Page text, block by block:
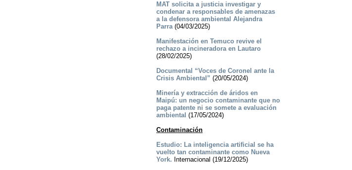
MAT solicita a justicia investigar y
condenar a responsables de amenazas
a la defensora ambiental Alejandra
Parra(04/03/2025)
Manifestación en Temuco revive el
rechazo a incineradora en Lautaro
(28/02/2025)
Documental “Voces de Coronel ante la
Crisis Ambiental” (20/05/2024)
Minería y extracción de áridos en
Maipú: un negocio contaminante que no
paga patente ni se somete a evaluación
ambiental (17/05/2024)
Contaminación
Estudio: La inteligencia artificial se ha
vuelto tan contaminante como Nueva
York. Internacional (19/12/2025)